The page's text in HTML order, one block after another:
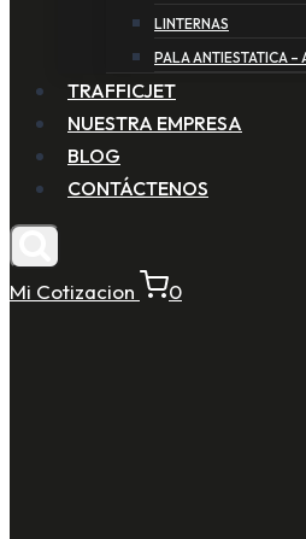
LINTERNAS
PALA ANTIESTATICA –
TRAFFICJET
NUESTRA EMPRESA
BLOG
CONTÁCTENOS
Mi Cotizacion 0